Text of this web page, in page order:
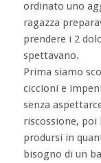
ordinato uno
ragazza
prendere i 2
spettavano.
Prima siamo
ciccioni e
senza
riscossione, poi
prodursi in
bisogno di un